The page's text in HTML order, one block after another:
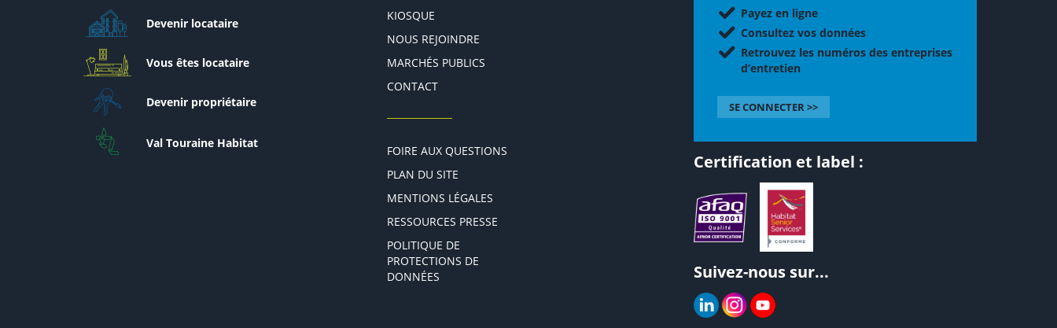
Devenir locataire
Vous êtes locataire
Devenir propriétaire
Val Touraine Habitat
KIOSQUE
NOUS REJOINDRE
MARCHÉS PUBLICS
CONTACT
FOIRE AUX QUESTIONS
PLAN DU SITE
MENTIONS LÉGALES
RESSOURCES PRESSE
POLITIQUE DE
PROTECTIONS DE
DONNÉES
Payez en ligne
Consultez vos données
Retrouvez les numéros des entreprises
d’entretien
SE CONNECTER >>
Certification et label :
Suivez-nous sur...